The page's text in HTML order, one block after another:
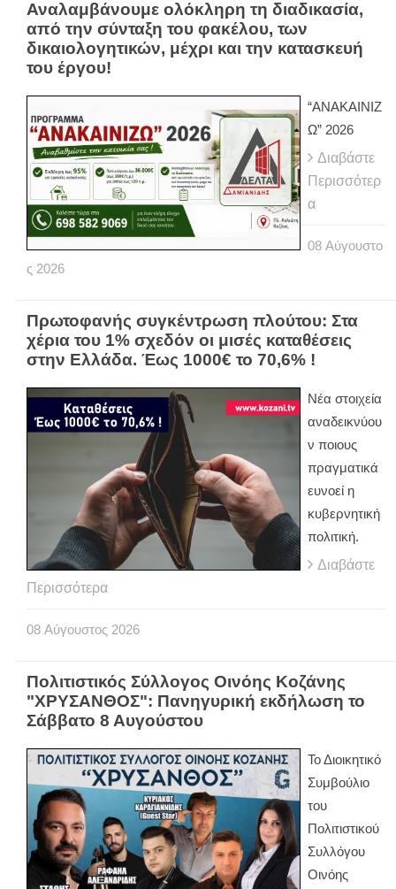
Αναλαμβάνουμε ολόκληρη τη διαδικασία,
από την σύνταξη του φακέλου, των
δικαιολογητικών, μέχρι και την κατασκευή
του έργου!
“ΑΝΑΚΑΙΝΙΖ
Ω” 2026
Διαβάστε
Περισσότερ
α
08 Αύγουστο
ς 2026
Πρωτοφανής συγκέντρωση πλούτου: Στα
χέρια του 1% σχεδόν οι μισές καταθέσεις
στην Ελλάδα. Έως 1000€ το 70,6% !
Νέα στοιχεία
αναδεικνύου
ν ποιους
πραγματικά
ευνοεί η
κυβερνητική
πολιτική.
Διαβάστε
Περισσότερα
08 Αύγουστος 2026
Πολιτιστικός Σύλλογος Οινόης Κοζάνης
"ΧΡΥΣΑΝΘΟΣ": Πανηγυρική εκδήλωση το
Σάββατο 8 Αυγούστου
Το Διοικητικό
Συμβούλιο
του
Πολιτιστικού
Συλλόγου
Οινόης